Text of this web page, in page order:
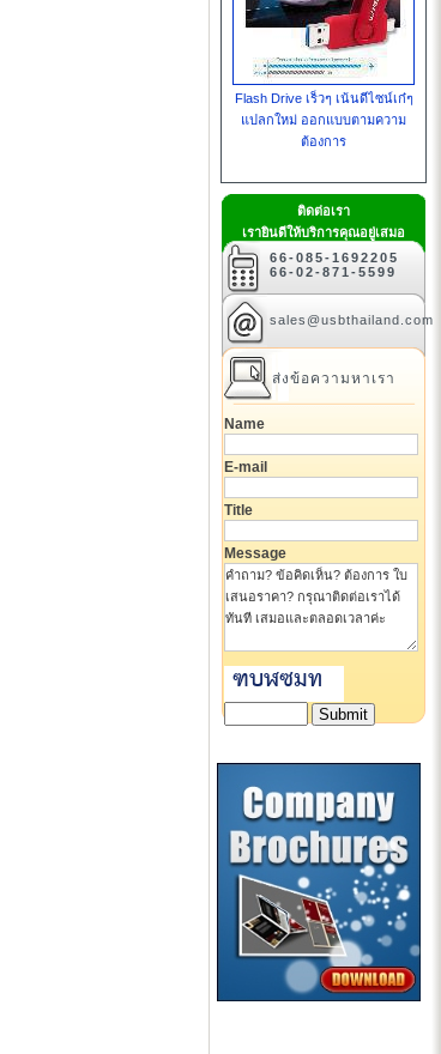
Flash Drive เร็วๆ เน้นดีไซน์เก๋ๆ
แปลกใหม่ ออกแบบตามความ
ต้องการ
ติดต่อเรา
เรายินดีให้บริการคุณอยู่เสมอ
66-085-1692205
66-02-871-5599
sales@usbthailand.com
ส่งข้อความหาเรา
Name
E-mail
Title
Message